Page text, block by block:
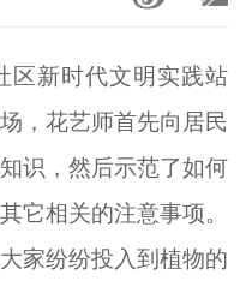
+
区新时代文明实践站
，花艺师首先向居民
识，然后示范了如何
它相关的注意事项。
家纷纷投入到植物的